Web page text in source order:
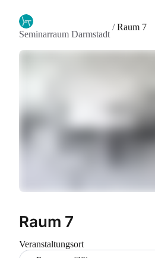
Seminarraum Darmstadt
/Raum 7
Raum 7
Veranstaltungsort